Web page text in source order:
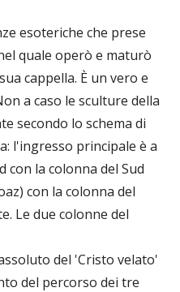
esoteriche che prese
quale operò e maturò
cappella. È un vero e
a caso le sculture della
secondo lo schema di
l'ingresso principale è a
con la colonna del Sud
con la colonna del
Le due colonne del
del 'Cristo velato'
del percorso dei tre